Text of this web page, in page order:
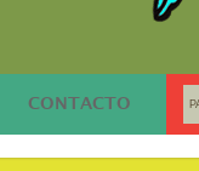
CONTACTO